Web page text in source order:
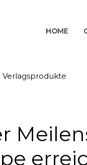
HOME
Verlagsprodukte